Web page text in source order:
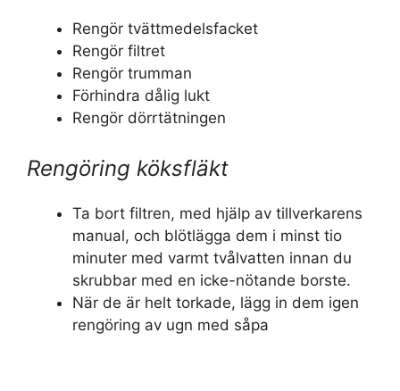
Rengör tvättmedelsfacket
Rengör filtret
Rengör trumman
Förhindra dålig lukt
Rengör dörrtätningen
Rengöring köksfläkt
Ta bort filtren, med hjälp av tillverkarens
manual, och blötlägga dem i minst tio
minuter med varmt tvålvatten innan du
skrubbar med en icke-nötande borste.
När de är helt torkade, lägg in dem igen
rengöring av ugn med såpa